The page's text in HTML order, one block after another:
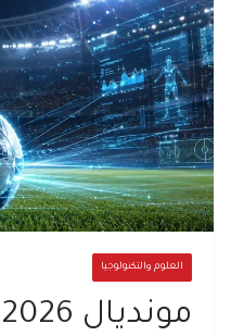
العلوم والتكنولوجيا